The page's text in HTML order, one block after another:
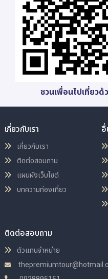
ชวนเพื่อนไปเที่ยว
เกี่ยวกับเรา
เกี่ยวกับเรา
ติดต่อสอบถาม
แผนผังเว็บไซต์
บทความท่องเที่ยว
อื่
ติดต่อสอบถาม
ตัวแทนจำหน่าย